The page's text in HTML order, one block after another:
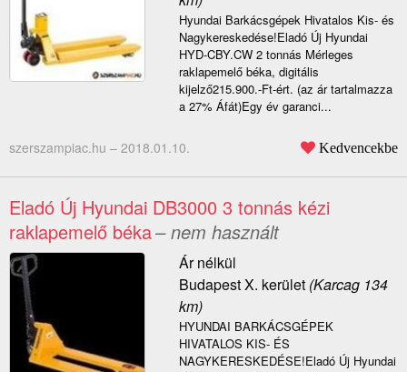
Hyundai Barkácsgépek Hivatalos Kis- és
Nagykereskedése!Eladó Új Hyundai
HYD-CBY.CW 2 tonnás Mérleges
raklapemelő béka, digitális
kijelző215.900.-Ft-ért. (az ár tartalmazza
a 27% Áfát)Egy év garanci...
szerszampiac.hu – 2018.01.10. Kedvencekbe
Eladó Új Hyundai DB3000 3 tonnás kézi
raklapemelő béka– nem használt
Ár nélkül
Budapest X. kerület(Karcag 134
km)
HYUNDAI BARKÁCSGÉPEK
HIVATALOS KIS- ÉS
NAGYKERESKEDÉSE!Eladó Új Hyundai